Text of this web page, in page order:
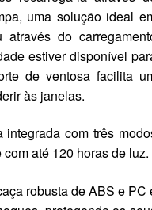
uma solução ideal
do
estiver disponível
de ventosa facilita
às janelas.
integrada com três
até 120 horas de luz.
robusta de ABS e PC